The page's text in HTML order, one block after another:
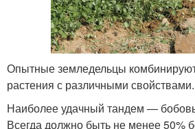
Опытные земледельцы
растения с различными свойствами.
Наиболее удачный тандем —
Всегда должно быть не менее 50%